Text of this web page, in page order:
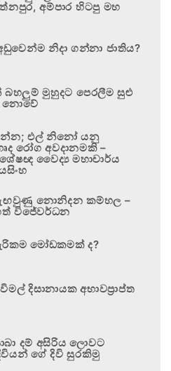
අම්පාර හිටපු මහ
නිදා ගන්නා ජාතිය?
බහලුම් මුහුදට පෙරලීම සුළු
නොවේ
එල් නිනෝ යනු
රෝග අවදානමකි –
වෛද්‍ය මහාචාර්ය
නොනිදන කම්හල –
විජේවර්ධන
මෝඩකමක් ද?
දිසානායක අභාවප්‍රාප්ත
දම් අසිරිය ලොවට
ගේ දිවි සුරකිමු